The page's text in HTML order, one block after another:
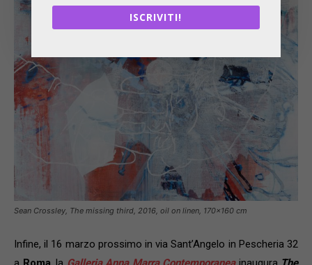
Sean Crossley, The missing third, 2016, oil on linen, 170×160 cm
Infine, il 16 marzo prossimo in via Sant’Angelo in Pescheria 32
ISCRIVITI!